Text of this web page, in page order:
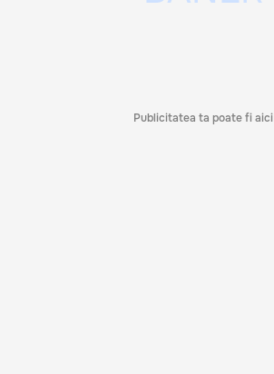
Publicitatea ta poate fi aici